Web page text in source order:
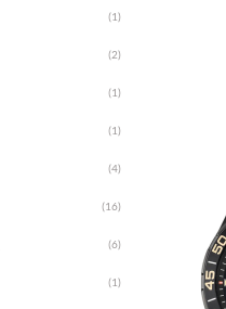
(1)
(2)
(1)
(1)
(4)
(16)
(6)
(1)